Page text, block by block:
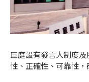
巨庭設有發言人制度
性、正確性、可靠性，